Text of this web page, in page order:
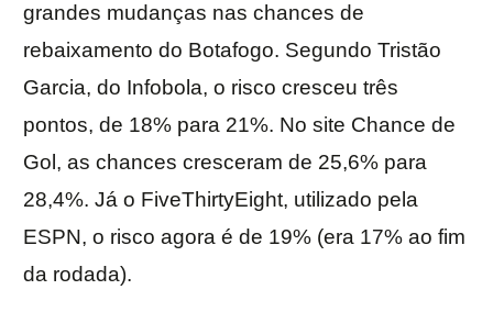
grandes mudanças nas chances de
rebaixamento do Botafogo. Segundo Tristão
Garcia, do Infobola, o risco cresceu três
pontos, de 18% para 21%. No site Chance de
Gol, as chances cresceram de 25,6% para
28,4%. Já o FiveThirtyEight, utilizado pela
ESPN, o risco agora é de 19% (era 17% ao fim
da rodada).